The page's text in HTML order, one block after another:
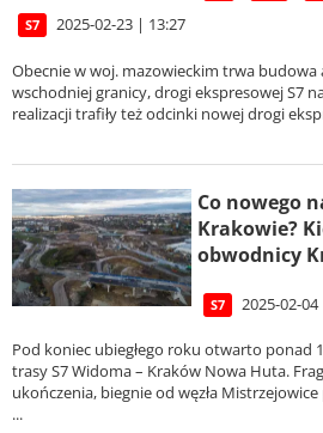
S7 2025-02-23 | 13:27
Obecnie w woj. mazowieckim trwa
wschodniej granicy, drogi ekspresowej S7
realizacji trafiły też odcinki nowej drogi
Co nowego
Krakowie?
obwodnicy
S7 2025-02-
Pod koniec ubiegłego roku otwarto ponad
trasy S7 Widoma – Kraków Nowa Huta.
ukończenia, biegnie od węzła
...